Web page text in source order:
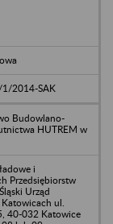
2014-SAK
Budowlano-
HUTREM w
i
Przedsiębiorstw
Urząd
ul.
40-032 Katowice